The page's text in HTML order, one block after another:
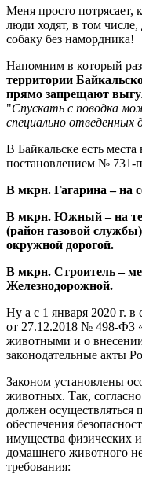
Меня просто потрясает,
люди ходят, в том
собаку без намордника!
Напомним в который
территории
прямо запрещают
"Спускать с поводка
специально отведенных
В Байкальске есть
постановлением № 731-п
В мкрн. Гагарина – на
В мкрн. Южный – на
(район газовой
окружной дорогой.
В мкрн. Строитель –
Железнодорожной.
Ну а с 1 января 2020 г. в
от 27.12.2018 № 498-ФЗ
животными и о
законодательные акты
Законом установлены
животных. Так,
должен осуществляться
обеспечения
имущества физических
домашнего животного
требования: